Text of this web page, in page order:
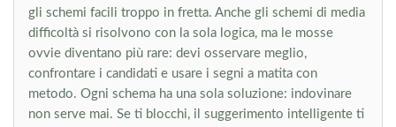
gli schemi facili troppo in fretta. Anche gli schemi di media
difficoltà si risolvono con la sola logica, ma le mosse
ovvie diventano più rare: devi osservare meglio,
confrontare i candidati e usare i segni a matita con
metodo. Ogni schema ha una sola soluzione: indovinare
non serve mai. Se ti blocchi, il suggerimento intelligente ti